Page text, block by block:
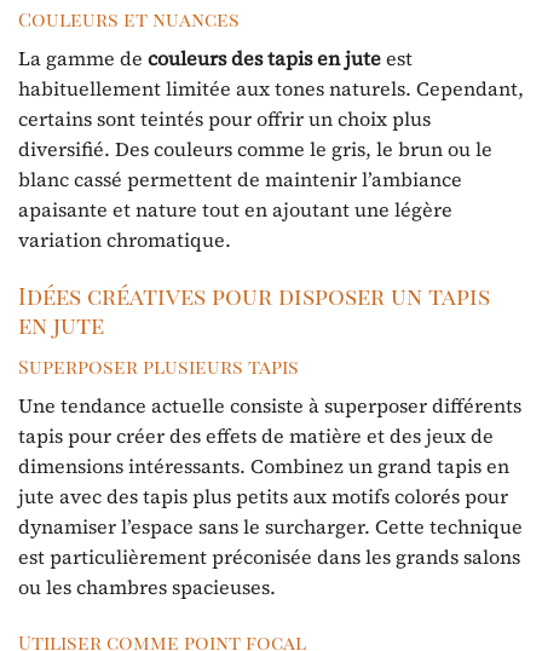
Couleurs et nuances
La gamme de couleurs des tapis en juteest
habituellement limitée aux tones naturels. Cependant,
certains sont teintés pour offrir un choix plus
diversifié. Des couleurs comme le gris, le brun ou le
blanc cassé permettent de maintenir l’ambiance
apaisante et nature tout en ajoutant une légère
variation chromatique.
Idées créatives pour disposer un tapis
en jute
Superposer plusieurs tapis
Une tendance actuelle consiste à superposer différents
tapis pour créer des effets de matière et des jeux de
dimensions intéressants. Combinez un grand tapis en
jute avec des tapis plus petits aux motifs colorés pour
dynamiser l’espace sans le surcharger. Cette technique
est particulièrement préconisée dans les grands salons
ou les chambres spacieuses.
Utiliser comme point focal